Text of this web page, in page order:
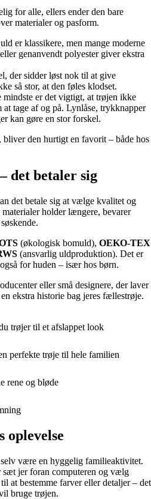
for alle, ellers ender den bare
materialer og pasform.
er klassikere, men mange moderne
genanvendt polyester giver ekstra
der sidder løst nok til at give
så stor, at den føles klodset.
mindste er det vigtigt, at trøjen ikke
at tage af og på. Lynlåse, trykknapper
kan gøre en stor forskel.
den hurtigt en favorit – både hos
det betaler sig
det betale sig at vælge kvalitet og
holder længere, bevarer
(økologisk bomuld), OEKO-TEX
(ansvarlig uldproduktion). Det er
for huden – især hos børn.
eller små designere, der laver
ekstra historie bag jeres fællestrøje.
trøjer til et afslappet look
perfekte trøje til hele familien
rene og bløde
oplevelse
være en hyggelig familieaktivitet.
sæt jer foran computeren og vælg
at bestemme farver eller detaljer – det
bruge trøjen.